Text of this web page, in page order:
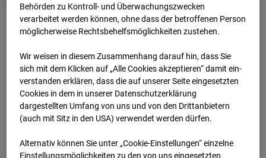
Home
Deutschland
BC-170 BV-Ausbau Bonatzbau -Cam4
Archiv
2026
07 08 13:00
BC-170 BV-Ausbau
Bonatzbau -Cam4
Arnulf Klett Platz, 70173 Stuttgart
Behörden zu Kontroll- und Überwachungszwecken
verarbeitet werden können, ohne dass der betroffenen Person
möglicherweise Rechtsbehelfsmöglichkeiten zustehen.
Wir weisen in diesem Zusammenhang darauf hin, dass Sie
sich mit dem Klicken auf „Alle Cookies akzeptieren“ damit ein­
ver­standen erklären, dass die auf unserer Seite eingesetzten
Cookies in dem in unserer Datenschutzerklärung
dargestellten Umfang von uns und von den Drittanbietern
(auch mit Sitz in den USA) verwendet werden dürfen.
Alternativ können Sie unter „Cookie-Einstellungen“ einzelne
Einstellungsmöglichkeiten zu den von uns eingesetzten